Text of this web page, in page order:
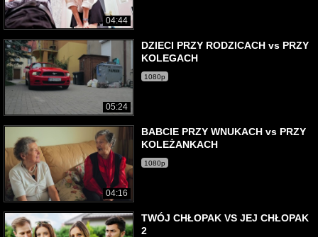
04:44
05:24
DZIECI PRZY RODZICACH vs PRZY
KOLEGACH
1080p
04:16
BABCIE PRZY WNUKACH vs PRZY
KOLEŻANKACH
1080p
TWÓJ CHŁOPAK VS JEJ CHŁOPAK
2